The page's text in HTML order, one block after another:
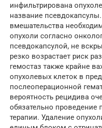
инфильтрирована
название
вмешательства
опухоли согласно
псевдокапсулой, не
резко возрастает риск
гемостаз также крайне
опухолевых клеток в
послеоперационной
вероятность рецидива
обязательно проведение
терапии. Удаление